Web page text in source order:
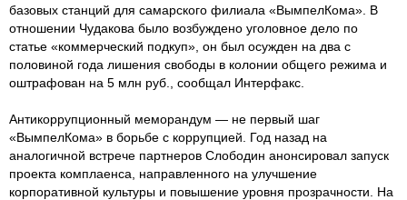
базовых станций для самарского филиала «ВымпелКома». В
отношении Чудакова было возбуждено уголовное дело по
статье «коммерческий подкуп», он был осужден на два с
половиной года лишения свободы в колонии общего режима и
оштрафован на 5 млн руб., сообщал Интерфакс.
Антикоррупционный меморандум — не первый шаг
«ВымпелКома» в борьбе с коррупцией. Год назад на
аналогичной встрече партнеров Слободин анонсировал запуск
проекта комплаенса, направленного на улучшение
корпоративной культуры и повышение уровня прозрачнос​ти. На